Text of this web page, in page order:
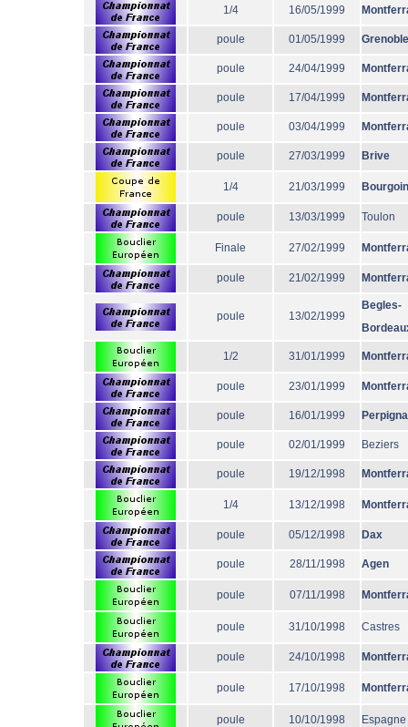
1/4 16/05/1999
poule 01/05/1999 Grenoble
poule 24/04/1999
poule 17/04/1999
poule 03/04/1999
poule 27/03/1999 Brive
1/4 21/03/1999 Bourgoin
poule 13/03/1999 Toulon
Finale 27/02/1999
poule 21/02/1999
poule 13/02/1999
Begles-
1/2 31/01/1999
poule 23/01/1999
poule 16/01/1999
poule 02/01/1999 Beziers
poule 19/12/1998
1/4 13/12/1998
poule 05/12/1998 Dax
poule 28/11/1998 Agen
poule 07/11/1998
poule 31/10/1998 Castres
poule 24/10/1998
poule 17/10/1998
poule 10/10/1998 Espagne